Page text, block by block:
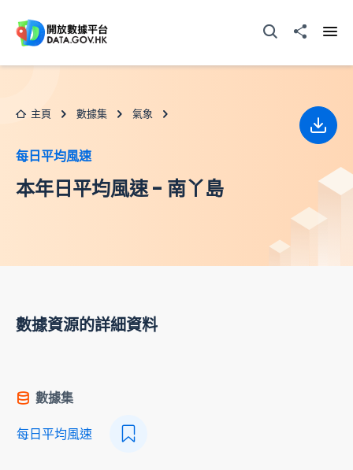
打開搜尋器分享至
主頁 數據集 氣象
每日平均風速
本年日平均風速 - 南丫島
下載
數據資源的詳細資料
數據集
每日平均風速